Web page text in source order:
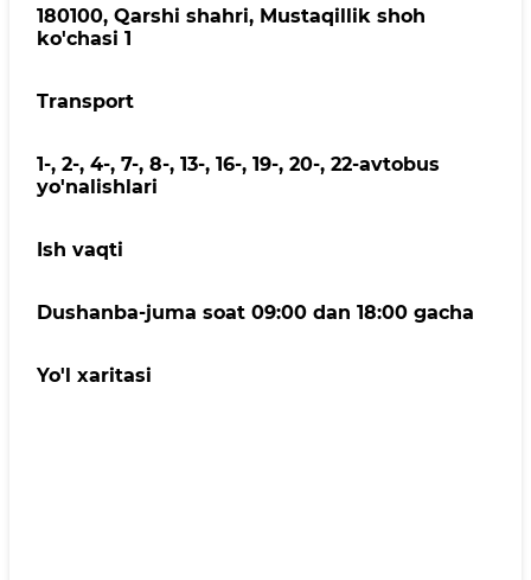
180100, Qаrshi shаhri, Mustаqillik shoh
ko'chasi 1
Transport
1-, 2-, 4-, 7-, 8-, 13-, 16-, 19-, 20-, 22-avtobus
yo'nalishlari
Ish vaqti
Dushanba-juma soat 09:00 dan 18:00 gacha
Yo'l xaritasi